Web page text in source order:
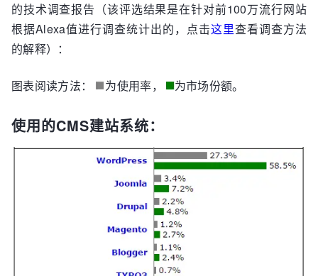
的技术调查报告（该评选结果是在针对前100万流行网站
根据Alexa值进行调查统计出的，点击这里查看调查方法
的解释）：
图表阅读方法： 为使用率， 为市场份额。
使用的CMS建站系统：